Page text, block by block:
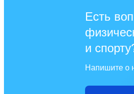
Есть
и
Напишите о